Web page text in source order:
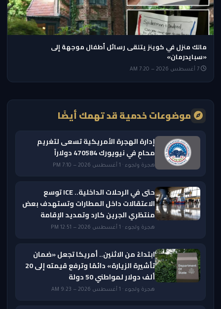
مالك منزل في كوينز يتلقى رسائل أطفال موجهة إلى
«سبايدرمان»
موضوعات خدمية قد تهمك أيضًا
إدارة الهجرة الأمريكية تسعى لتغريم
محامٍ في نيويورك 470584 دولاراً
هجرة ولجوء · 1 أغسطس 2026 — 7:10 PM
حتى في الرحلات الداخلية.. ICE توسع
الاعتقالات داخل المطارات وتستهدف بعض
منتظري الجرين كارد وتمديد الإقامة
هجرة ولجوء · 1 أغسطس 2026 — 12:51 PM
ابتداءً من الاثنين.. أمريكا تجعل «ضمان
تأشيرة الزيارة» دائمًا وترفع قيمته إلى 20
ألف دولار لمواطني 50 دولة
هجرة ولجوء · 1 أغسطس 2026 — 9:23 AM